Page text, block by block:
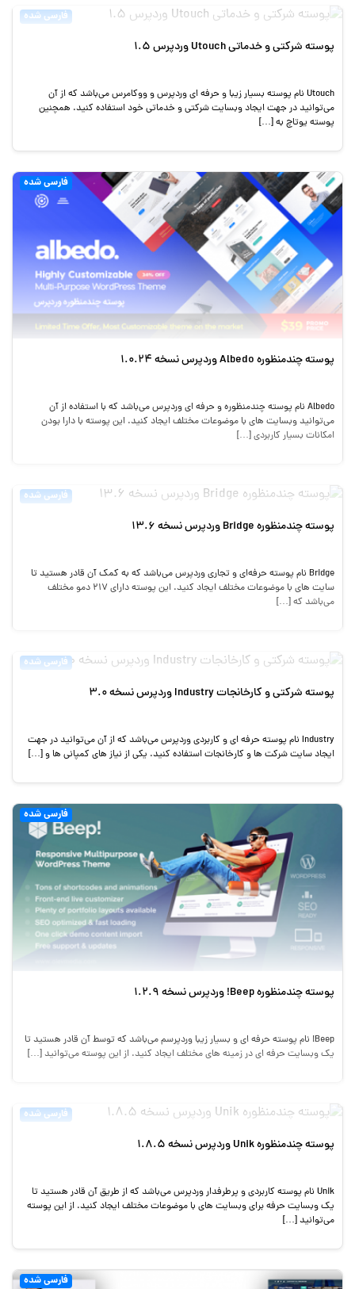
فارسی شده
پوسته شرکتی و خدماتی Utouch وردپرس 1.5
Utouch نام پوسته بسیار زیبا و حرفه ای وردپرس و ووکامرس می‌باشد که از آن
می‌توانید در جهت ایجاد وبسایت شرکتی و خدماتی خود استفاده کنید. همچنین
پوسته یوتاچ به […]
فارسی شده
پوسته چندمنظوره Albedo وردپرس نسخه 1.0.24
Albedo نام پوسته چندمنظوره و حرفه ای وردپرس می‌باشد که با استفاده از آن
می‌توانید وبسایت های با موضوعات مختلف ایجاد کنید. این پوسته با دارا بودن
امکانات بسیار کاربردی […]
فارسی شده
پوسته چندمنظوره Bridge وردپرس نسخه 13.6
Bridge نام پوسته حرفه‌ای و تجاری وردپرس می‌باشد که به کمک آن قادر هستید تا
سایت های با موضوعات مختلف ایجاد کنید. این پوسته دارای 217 دمو مختلف
می‌باشد که […]
فارسی شده
پوسته شرکتی و کارخانجات Industry وردپرس نسخه 3.0
Industry نام پوسته حرفه ای و کاربردی وردپرس می‌باشد که از آن می‌توانید در جهت
ایجاد سایت شرکت ها و کارخانجات استفاده کنید. یکی از نیاز های کمپانی ها و […]
فارسی شده
پوسته چندمنظوره Beep! وردپرس نسخه 1.2.9
Beep! نام پوسته حرفه ای و بسیار زیبا وردپرسم می‌باشد که توسط آن قادر هستید تا
یک وبسایت حرفه ای در زمینه های مختلف ایجاد کنید. از این پوسته می‌توانید […]
فارسی شده
پوسته چندمنظوره Unik وردپرس نسخه 1.8.5
Unik نام پوسته کاربردی و پرطرفدار وردپرس می‌باشد که از طریق آن قادر هستید تا
یک وبسایت حرفه برای وبسایت های با موضوعات مختلف ایجاد کنید. از این پوسته
می‌توانید […]
فارسی شده